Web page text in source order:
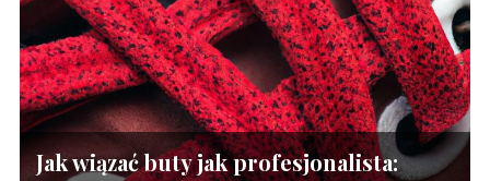
Jak wiązać buty jak profesjonalista: